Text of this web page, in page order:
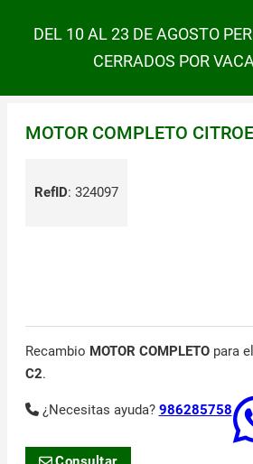
DEL 10 AL 23 DE AGOSTO
CERRADOS POR
MOTOR COMPLETO
RefID: 324097
Recambio MOTOR COMPLETOpara
C2.
¿Necesitas ayuda? 986285758